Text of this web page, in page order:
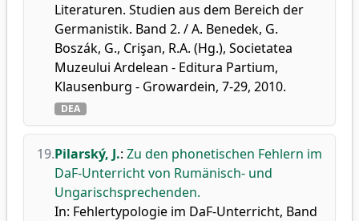
Literaturen. Studien aus dem Bereich der
Germanistik. Band 2. / A. Benedek, G.
Boszák, G., Crişan, R.A. (Hg.), Societatea
Muzeului Ardelean - Editura Partium,
Klausenburg - Growardein, 7-29, 2010.
DEA
19.Pilarský, J.: Zu den phonetischen Fehlern im
DaF-Unterricht von Rumänisch- und
Ungarischsprechenden.
In: Fehlertypologie im DaF-Unterricht, Band